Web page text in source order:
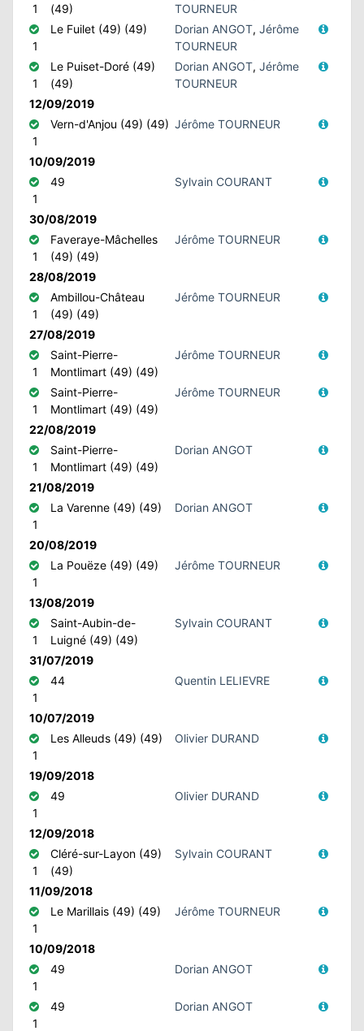
1
(49)
TOURNEUR
1
Le Fuilet (49) (49) Dorian ANGOT,Jérôme
TOURNEUR
1
Le Puiset-Doré (49)
(49)
Dorian ANGOT,Jérôme
TOURNEUR
12/09/2019
1
Vern-d'Anjou (49) (49) Jérôme TOURNEUR
10/09/2019
1
49 Sylvain COURANT
30/08/2019
1
Faveraye-Mâchelles
(49) (49)
Jérôme TOURNEUR
28/08/2019
1
Ambillou-Château
(49) (49)
Jérôme TOURNEUR
27/08/2019
1
Saint-Pierre-
Montlimart (49) (49)
Jérôme TOURNEUR
1
Saint-Pierre-
Montlimart (49) (49)
Jérôme TOURNEUR
22/08/2019
1
Saint-Pierre-
Montlimart (49) (49)
Dorian ANGOT
21/08/2019
1
La Varenne (49) (49) Dorian ANGOT
20/08/2019
1
La Pouëze (49) (49) Jérôme TOURNEUR
13/08/2019
1
Saint-Aubin-de-
Luigné (49) (49)
Sylvain COURANT
31/07/2019
1
44 Quentin LELIEVRE
10/07/2019
1
Les Alleuds (49) (49) Olivier DURAND
19/09/2018
1
49 Olivier DURAND
12/09/2018
1
Cléré-sur-Layon (49)
(49)
Sylvain COURANT
11/09/2018
1
Le Marillais (49) (49) Jérôme TOURNEUR
10/09/2018
1
49 Dorian ANGOT
1
49 Dorian ANGOT